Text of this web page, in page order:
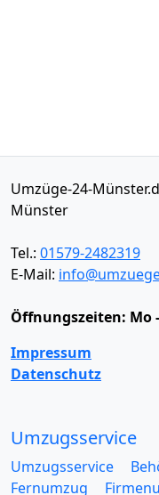
Umzüge-24-
Münster
Tel.: 01579-2482319
E-Mail:
Öffnungszeiten: Mo
Impressum
Datenschutz
Umzugsservice
Umzugsservice
Fernumzug